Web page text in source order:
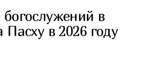
богослужений в
Пасху в 2026 году